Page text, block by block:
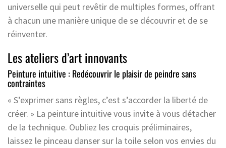
universelle qui peut revêtir de multiples formes, offrant
à chacun une manière unique de se découvrir et de se
réinventer.
Les ateliers d’art innovants
Peinture intuitive : Redécouvrir le plaisir de peindre sans
contraintes
« S’exprimer sans règles, c’est s’accorder la liberté de
créer. » La peinture intuitive vous invite à vous détacher
de la technique. Oubliez les croquis préliminaires,
laissez le pinceau danser sur la toile selon vos envies du